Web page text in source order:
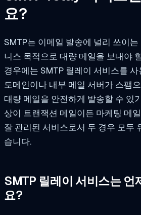
요?
SMTP는 이메일 발송에 널리 쓰이
니스 목적으로 대량 메일을 보내야
경우에는 SMTP 릴레이 서비스를
도메인이나 내부 메일 서버가 스팸
대량 메일을 안전하게 발송할 수 있
상이 트랜잭션 메일이든 마케팅 메
잘 관리된 서비스로서 두 경우 모두
습니다.
SMTP 릴레이 서비스는 언
요?